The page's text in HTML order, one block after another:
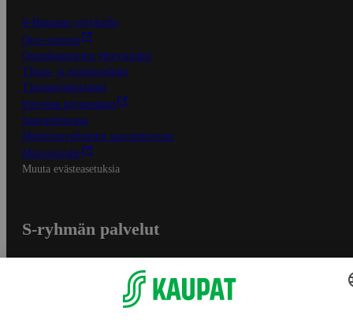
S-Business yrityksille
Oiva-raportit
Osuuskauppojen yhteystiedot
Tilaus- ja toimitusehdot
Tietosuojakäytäntö
Palvelun käyttöehdot
Saavutettavuus
Mobiilisovelluksen saavutettavuus
Mainostajalle
Muuta evästeasetuksia
S-ryhmän palvelut
Yhteishyvä Ruoka -sovellus